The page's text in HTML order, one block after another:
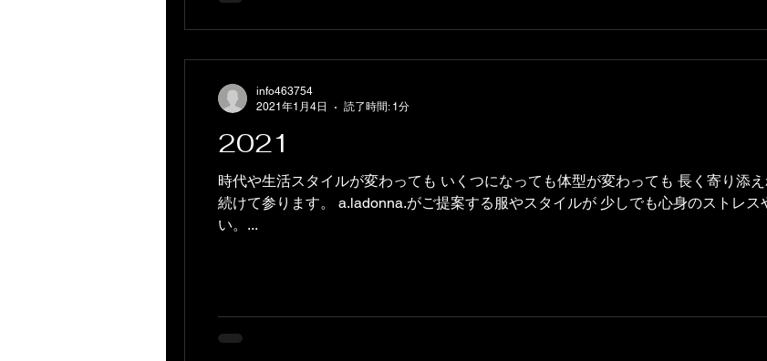
2021
時代や生活スタイルが変わっても いくつになっても体型が変わっても 長く寄り添
続けて参ります。 a.ladonna.がご提案する服やスタイルが 少しでも心身のストレ
い。...
info463754
2021年1月4日
読了時間: 1分